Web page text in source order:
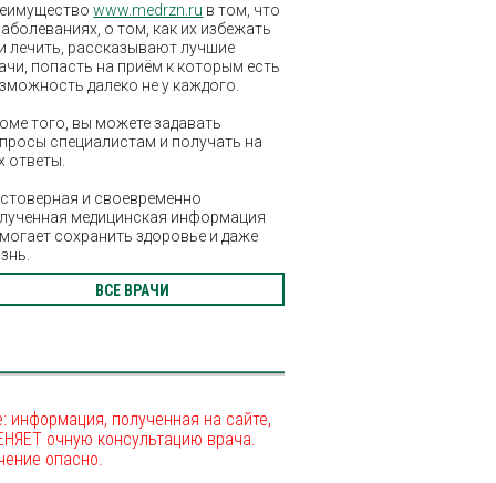
ВСЕ ВРАЧИ
www.medrzn.ru в том, что
о том, как их избежать
лечить, рассказывают лучшие
попасть на приём к которым есть
далеко не у каждого.
того, вы можете задавать
специалистам и получать на
ответы.
и своевременно
медицинская информация
сохранить здоровье и даже
информация, полученная на сайте,
очную консультацию врача.
опасно.